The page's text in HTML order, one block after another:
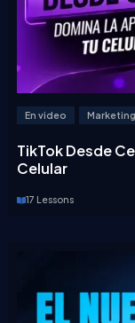
En video
TikTok Desde
Celular
17 Lessons